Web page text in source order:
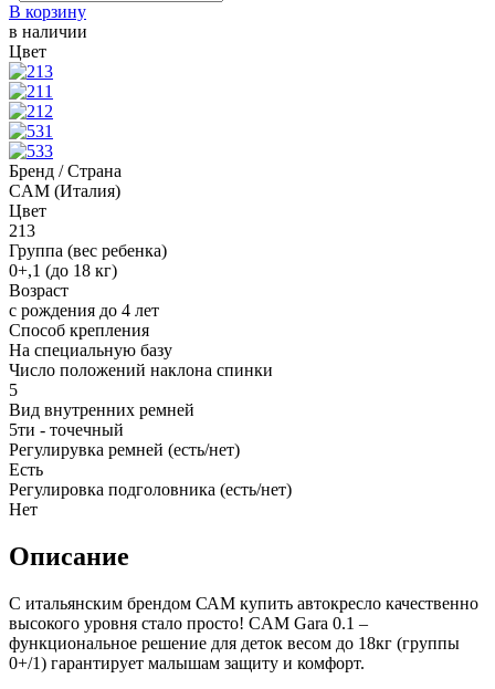
В корзину
в наличии
Цвет
Бренд / Страна
CAM (Италия)
Цвет
213
Группа (вес ребенка)
0+,1 (до 18 кг)
Возраст
с рождения до 4 лет
Способ крепления
На специальную базу
Число положений наклона спинки
5
Вид внутренних ремней
5ти - точечный
Регулирувка ремней (есть/нет)
Есть
Регулировка подголовника (есть/нет)
Нет
Описание
С итальянским брендом САМ купить автокресло качественно
высокого уровня стало просто! CAM Gara 0.1 –
функциональное решение для деток весом до 18кг (группы
0+/1) гарантирует малышам защиту и комфорт.